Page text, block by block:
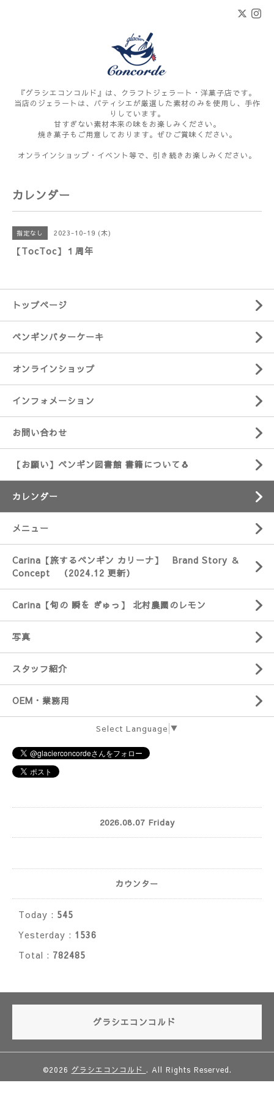
『グラシエコンコルド』は、クラフトジェラート・洋菓子店です。
当店のジェラートは、パティシエが厳選した素材のみを使用し、手作
りしています。
甘すぎない素材本来の味をお楽しみください。
焼き菓子もご用意しております。ぜひご賞味ください。
オンラインショップ・イベント等で、引き続きお楽しみください。
カレンダー
指定なし 2023-10-19 (木)
【TocToc】１周年
トップページ
ペンギンバターケーキ
オンラインショップ
インフォメーション
お問い合わせ
【お願い】ペンギン図書館 書籍について🐧
カレンダー
メニュー
Carina【旅するペンギン カリーナ】 Brand Story ＆
Concept （2024.12 更新）
Carina【旬の 瞬を ぎゅっ】 北村農園のレモン
写真
スタッフ紹介
OEM・業務用
Select Language ▼
2026.08.07 Friday
カウンター
Today : 545
Yesterday : 1536
Total : 782485
グラシエコンコルド
©2026 グラシエコンコルド . All Rights Reserved.